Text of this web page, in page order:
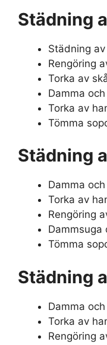
Städning
Städning
Rengöring
Torka av
Damma
Torka av
Tömma
Städning
Damma
Torka av
Rengöring
Dammsuga
Tömma
Städning
Damma
Torka av
Rengöring